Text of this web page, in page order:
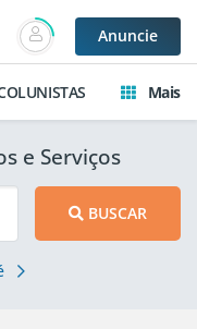
Anuncie
Mais
e Serviços
BUSCAR